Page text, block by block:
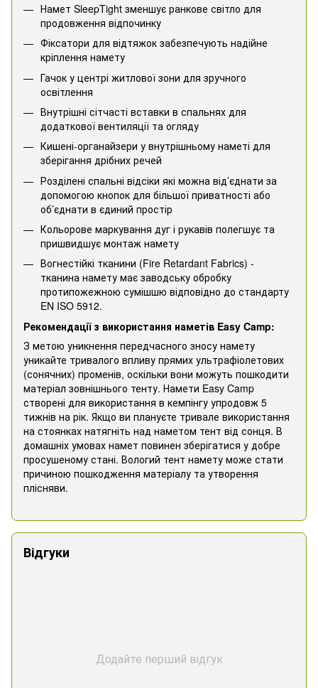
Намет SleepTight зменшує ранкове світло для
продовження відпочинку
Фіксатори для відтяжок забезпечують надійне
кріплення намету
Гачок у центрі житлової зони для зручного
освітлення
Внутрішні сітчасті вставки в спальнях для
додаткової вентиляції та огляду
Кишені-органайзери у внутрішньому наметі для
зберігання дрібних речей
Розділені спальні відсіки які можна від’єднати за
допомогою кнопок для більшої приватності або
об’єднати в єдиний простір
Кольорове маркування дуг і рукавів полегшує та
пришвидшує монтаж намету
Вогнестійкі тканини (Fire Retardant Fabrics) -
тканина намету має заводську обробку
протипожежною сумішшю відповідно до стандарту
EN ISO 5912.
Рекомендації з використання наметів Easy Camp:
З метою уникнення передчасного зносу намету
уникайте тривалого впливу прямих ультрафіолетових
(сонячних) променів, оскільки вони можуть пошкодити
матеріал зовнішнього тенту. Намети Easy Camp
створені для використання в кемпінгу упродовж 5
тижнів на рік. Якщо ви плануєте тривале використання
на стоянках натягніть над наметом тент від сонця. В
домашніх умовах намет повинен зберігатися у добре
просушеному стані. Вологий тент намету може стати
причиною пошкодження матеріалу та утворення
плісняви.
Відгуки
Додайте перший відгук